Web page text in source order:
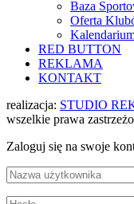
Baza
Oferta
RED BUTTON
REKLAMA
KONTAKT
realizacja: STUDIO
wszelkie prawa
Zaloguj się na swoje